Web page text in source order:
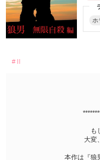
ホ
#Ⅱ
も
大変
本作は『狼